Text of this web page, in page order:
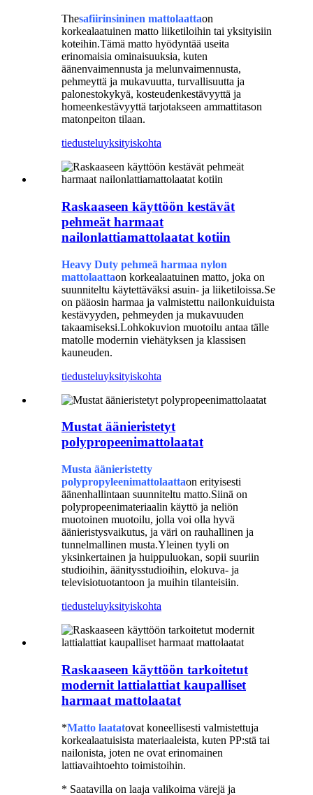
Thesafiirinsininen mattolaattaon
korkealaatuinen matto liiketiloihin tai yksityisiin
koteihin.Tämä matto hyödyntää useita
erinomaisia ​​ominaisuuksia, kuten
äänenvaimennusta ja melunvaimennusta,
pehmeyttä ja mukavuutta, turvallisuutta ja
palonestokykyä, kosteudenkestävyyttä ja
homeenkestävyyttä tarjotakseen ammattitason
matonpeiton tilaan.
tiedusteluyksityiskohta
Raskaaseen käyttöön kestävät
pehmeät harmaat
nailonlattiamattolaatat kotiin
Heavy Duty pehmeä harmaa nylon
mattolaattaon korkealaatuinen matto, joka on
suunniteltu käytettäväksi asuin- ja liiketiloissa.Se
on pääosin harmaa ja valmistettu nailonkuiduista
kestävyyden, pehmeyden ja mukavuuden
takaamiseksi.Lohkokuvion muotoilu antaa tälle
matolle modernin viehätyksen ja klassisen
kauneuden.
tiedusteluyksityiskohta
Mustat äänieristetyt
polypropeenimattolaatat
Musta äänieristetty
polypropyleenimattolaattaon erityisesti
äänenhallintaan suunniteltu matto.Siinä on
polypropeenimateriaalin käyttö ja neliön
muotoinen muotoilu, jolla voi olla hyvä
äänieristysvaikutus, ja väri on rauhallinen ja
tunnelmallinen musta.Yleinen tyyli on
yksinkertainen ja huippuluokan, sopii suuriin
studioihin, äänitysstudioihin, elokuva- ja
televisiotuotantoon ja muihin tilanteisiin.
tiedusteluyksityiskohta
Raskaaseen käyttöön tarkoitetut
modernit lattialattiat kaupalliset
harmaat mattolaatat
*Matto laatatovat koneellisesti valmistettuja
korkealaatuisista materiaaleista, kuten PP:stä tai
nailonista, joten ne ovat erinomainen
lattiavaihtoehto toimistoihin.
* Saatavilla on laaja valikoima värejä ja